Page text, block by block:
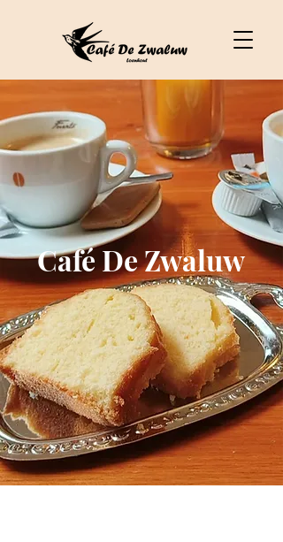
Café De Zwaluw